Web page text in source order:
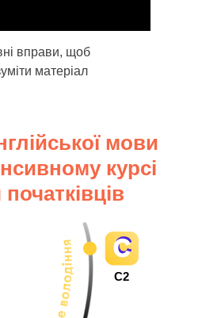
вправи, щоб
матеріал
мови
курсі
C2